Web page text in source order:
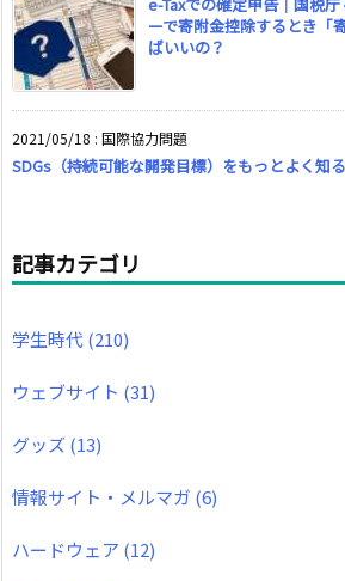
ーで寄附金控除するとき「
ばいいの？
2021/05/18 : 国際協力問題
SDGs（持続可能な開発目標）をもっとよく知
記事カテゴリ
学生時代(210)
ウェブサイト (31)
グッズ (13)
情報サイト・メルマガ (6)
ハードウェア (12)